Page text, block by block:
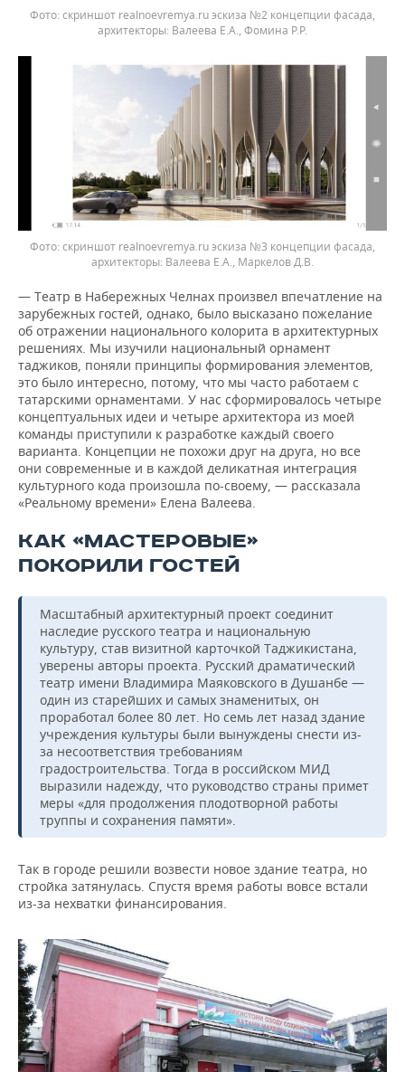
скриншот realnoevremya.ru эскиза №2 концепции фасада,
архитекторы: Валеева Е.А., Фомина Р.Р.
скриншот realnoevremya.ru эскиза №3 концепции фасада,
архитекторы: Валеева Е.А., Маркелов Д.В.
— Театр в Набережных Челнах произвел впечатление на
зарубежных гостей, однако, было высказано пожелание
об отражении национального колорита в архитектурных
решениях. Мы изучили национальный орнамент
таджиков, поняли принципы формирования элементов,
это было интересно, потому, что мы часто работаем с
татарскими орнаментами. У нас сформировалось четыре
концептуальных идеи и четыре архитектора из моей
команды приступили к разработке каждый своего
варианта. Концепции не похожи друг на друга, но все
они современные и в каждой деликатная интеграция
культурного кода произошла по-своему, — рассказала
«Реальному времени» Елена Валеева.
КАК «МАСТЕРОВЫЕ»
ПОКОРИЛИ ГОСТЕЙ
Масштабный архитектурный проект соединит
наследие русского театра и национальную
культуру, став визитной карточкой Таджикистана,
уверены авторы проекта. Русский драматический
театр имени Владимира Маяковского в Душанбе —
один из старейших и самых знаменитых, он
проработал более 80 лет. Но семь лет назад здание
учреждения культуры были вынуждены снести из-
за несоответствия требованиям
градостроительства. Тогда в российском МИД
выразили надежду, что руководство страны примет
меры «для продолжения плодотворной работы
труппы и сохранения памяти».
Так в городе решили возвести новое здание театра, но
стройка затянулась. Спустя время работы вовсе встали
из-за нехватки финансирования.